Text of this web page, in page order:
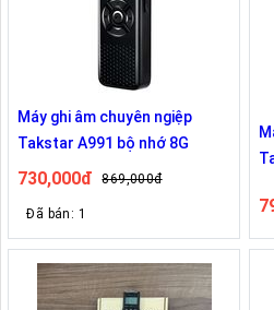
Máy ghi âm chuyên ngiệp
Takstar A991 bộ nhớ 8G
730,000đ 869,000đ
Đã bán: 1